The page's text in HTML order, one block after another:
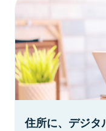
住所に、デジタ